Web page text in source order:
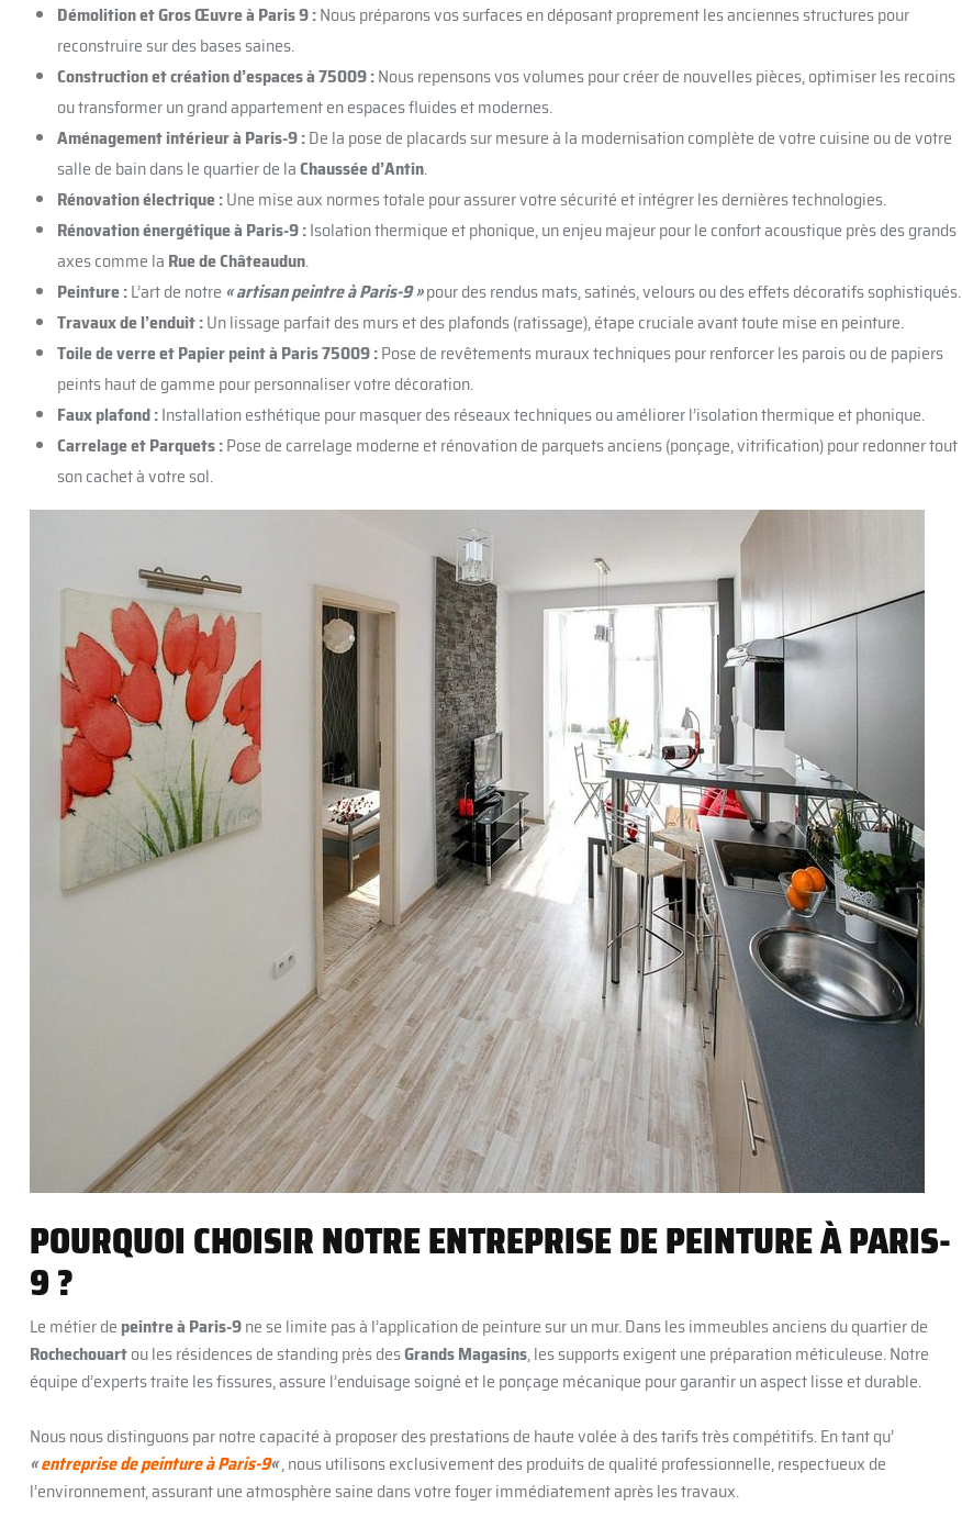
Démolition et Gros Œuvre à Paris 9 :Nous préparons vos surfaces en déposant proprement les anciennes structures pour
reconstruire sur des bases saines.
Construction et création d’espaces à 75009 :Nous repensons vos volumes pour créer de nouvelles pièces, optimiser les recoins
ou transformer un grand appartement en espaces fluides et modernes.
Aménagement intérieur à Paris-9 :De la pose de placards sur mesure à la modernisation complète de votre cuisine ou de votre
salle de bain dans le quartier de laChaussée d’Antin.
Rénovation électrique :Une mise aux normes totale pour assurer votre sécurité et intégrer les dernières technologies.
Rénovation énergétique à Paris-9 :Isolation thermique et phonique, un enjeu majeur pour le confort acoustique près des grands
axes comme la Rue de Châteaudun.
Peinture :L’art de notre « artisan peintre à Paris-9 »pour des rendus mats, satinés, velours ou des effets décoratifs sophistiqués.
Travaux de l’enduit :Un lissage parfait des murs et des plafonds (ratissage), étape cruciale avant toute mise en peinture.
Toile de verre et Papier peint à Paris 75009 :Pose de revêtements muraux techniques pour renforcer les parois ou de papiers
peints haut de gamme pour personnaliser votre décoration.
Faux plafond :Installation esthétique pour masquer des réseaux techniques ou améliorer l’isolation thermique et phonique.
Carrelage et Parquets :Pose de carrelage moderne et rénovation de parquets anciens (ponçage, vitrification) pour redonner tout
son cachet à votre sol.
POURQUOI CHOISIR NOTRE ENTREPRISE DE PEINTURE À PARIS-
9 ?
Le métier de peintre à Paris-9ne se limite pas à l’application de peinture sur un mur. Dans les immeubles anciens du quartier de
Rochechouartou les résidences de standing près desGrands Magasins, les supports exigent une préparation méticuleuse. Notre
équipe d’experts traite les fissures, assure l’enduisage soigné et le ponçage mécanique pour garantir un aspect lisse et durable.
Nous nous distinguons par notre capacité à proposer des prestations de haute volée à des tarifs très compétitifs. En tant qu’
«entreprise de peinture à Paris-9«, nous utilisons exclusivement des produits de qualité professionnelle, respectueux de
l’environnement, assurant une atmosphère saine dans votre foyer immédiatement après les travaux.